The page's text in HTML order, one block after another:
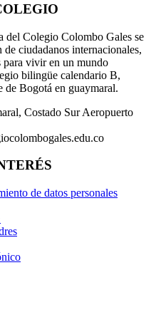
del Colegio Colombo Gales se
ciudadanos internacionales,
para vivir en un mundo
bilingüe calendario B,
Bogotá en guaymaral.
Costado Sur Aeropuerto
de datos personales